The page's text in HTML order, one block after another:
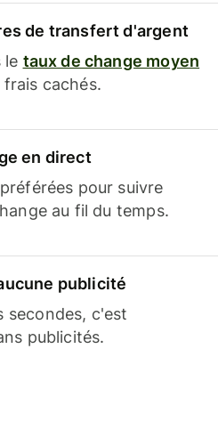
de transfert d'argent
le taux de change moyen
frais cachés.
en direct
pour suivre
au fil du temps.
publicité
secondes, c'est
publicités.